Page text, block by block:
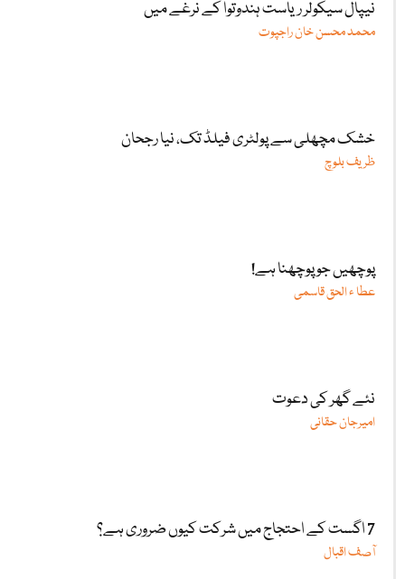
نیپال سیکولر ریاست ہندوتوا کے نرغے میں
محمد محسن خان راجپوت
خشک مچھلی سے پولٹری فیلڈ تک، نیا رجحان
ظریف بلوچ
پوچھیں جو پوچھنا ہے!
عطا ء الحق قاسمی
نئے گھر کی دعوت
امیرجان حقانی
7 اگست کے احتجاج میں شرکت کیوں ضروری ہے؟
آصف اقبال